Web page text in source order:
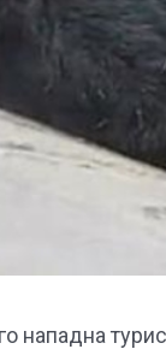
нападна